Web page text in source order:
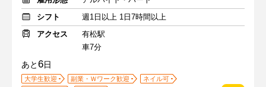
シフト
週1日以上 1日7時間以上
アクセス
有松駅
車7分
あと6日
大学生歓迎 副業・Ｗワーク歓迎
ネイル可